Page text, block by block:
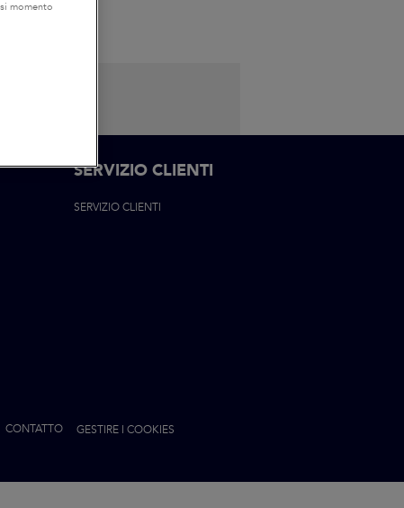
SERVIZIO CLIENTI
SERVIZIO CLIENTI
CONTATTO
GESTIRE I COOKIES
momento